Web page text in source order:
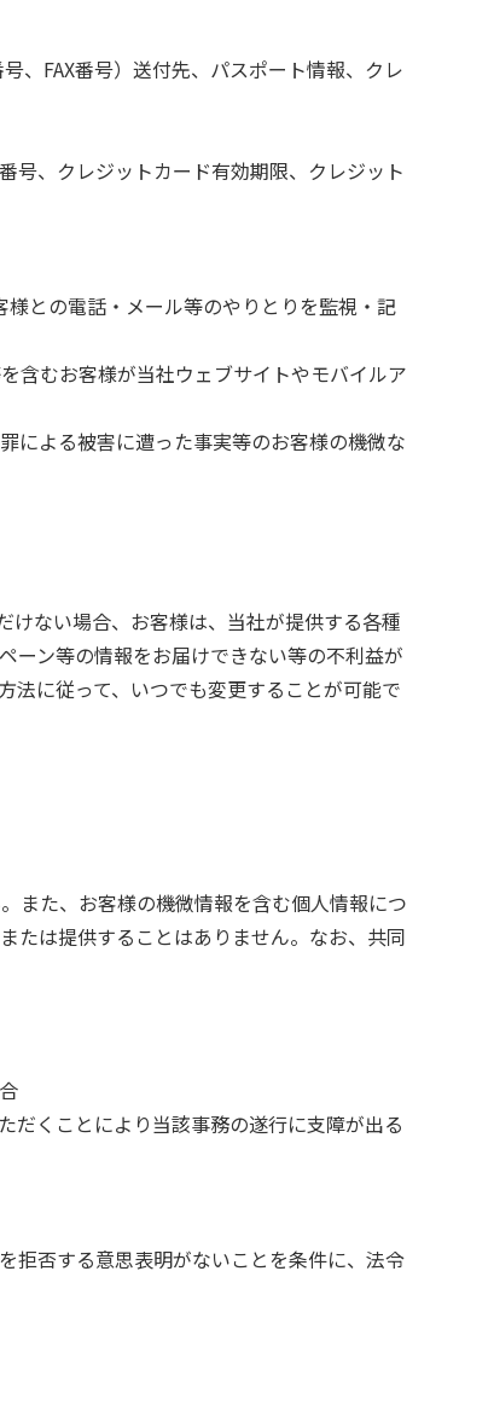
、FAX番号）送付先、パスポート情報、クレ
号、クレジットカード有効期限、クレジット
との電話・メール等のやりとりを監視・記
含むお客様が当社ウェブサイトやモバイルア
による被害に遭った事実等のお客様の機微な
けない場合、お客様は、当社が提供する各種
ーン等の情報をお届けできない等の不利益が
法に従って、いつでも変更することが可能で
また、お客様の機微情報を含む個人情報につ
たは提供することはありません。なお、共同
だくことにより当該事務の遂行に支障が出る
拒否する意思表明がないことを条件に、法令